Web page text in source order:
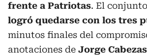
frente a Patriotas. El
logró quedarse con los tres
minutos finales del
anotaciones de Jorge